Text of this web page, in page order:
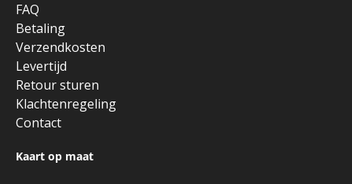
FAQ
Betaling
Verzendkosten
Levertijd
Retour sturen
Klachtenregeling
Contact
Kaart op maat